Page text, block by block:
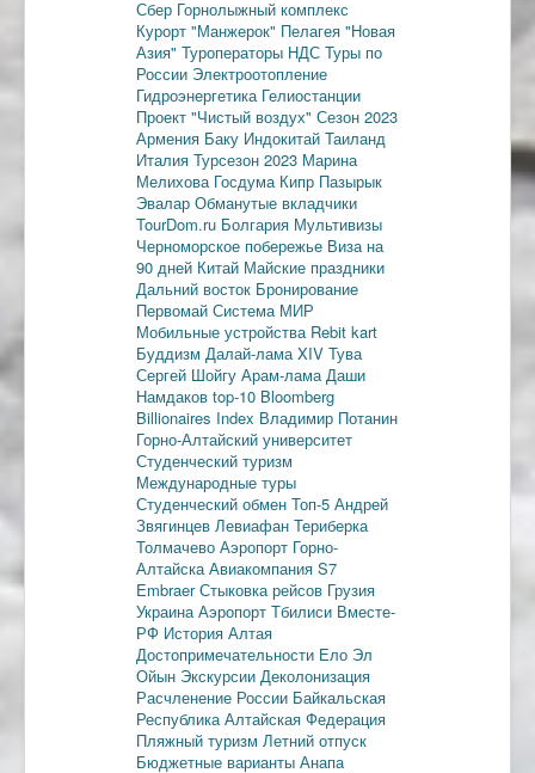
Сбер Горнолыжный комплекс
Курорт "Манжерок" Пелагея "Новая
Азия" Туроператоры НДС Туры по
России Электроотопление
Гидроэнергетика Гелиостанции
Проект "Чистый воздух" Сезон 2023
Армения Баку Индокитай Таиланд
Италия Турсезон 2023 Марина
Мелихова Госдума Кипр Пазырык
Эвалар Обманутые вкладчики
TourDom.ru Болгария Мультивизы
Черноморское побережье Виза на
90 дней Китай Майские праздники
Дальний восток Бронирование
Первомай Система МИР
Мобильные устройства Rebit kart
Буддизм Далай-лама XIV Тува
Сергей Шойгу Арам-лама Даши
Намдаков top-10 Bloomberg
Billionaires Index Владимир Потанин
Горно-Алтайский университет
Студенческий туризм
Международные туры
Студенческий обмен Топ-5 Андрей
Звягинцев Левиафан Териберка
Толмачево Аэропорт Горно-
Алтайска Авиакомпания S7
EmbraerСтыковка рейсов Грузия
Украина Аэропорт Тбилиси Вместе-
РФ История Алтая
Достопримечательности Ело Эл
Ойын Экскурсии Деколонизация
Расчленение России Байкальская
Республика Алтайская Федерация
Пляжный туризм Летний отпуск
Бюджетные варианты Анапа